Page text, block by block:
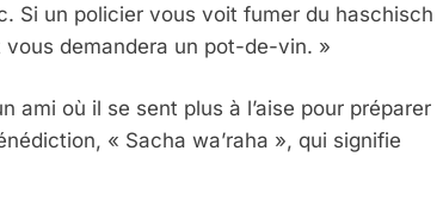
Si un policier vous voit fumer du haschisch
vous demandera un pot-de-vin. »
ami où il se sent plus à l’aise pour préparer
« Sacha wa’raha », qui signifie